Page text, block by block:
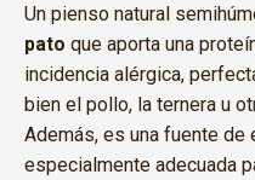
Un pienso natural
pato que aporta una
incidencia alérgica,
bien el pollo, la ternera u
Además, es una fuente
especialmente adecuada